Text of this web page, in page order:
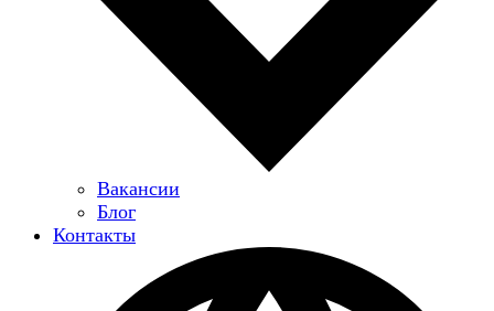
Вакансии
Блог
Контакты